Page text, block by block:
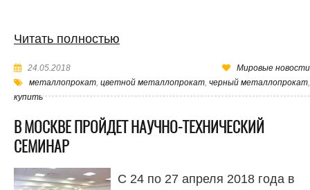
Читать полностью
24.05.2018
Мировые новости
металлопрокат, цветной металлопрокат, черный металлопрокат,
купить
В МОСКВЕ ПРОЙДЕТ НАУЧНО-ТЕХНИЧЕСКИЙ
СЕМИНАР
С 24 по 27 апреля 2018 года в